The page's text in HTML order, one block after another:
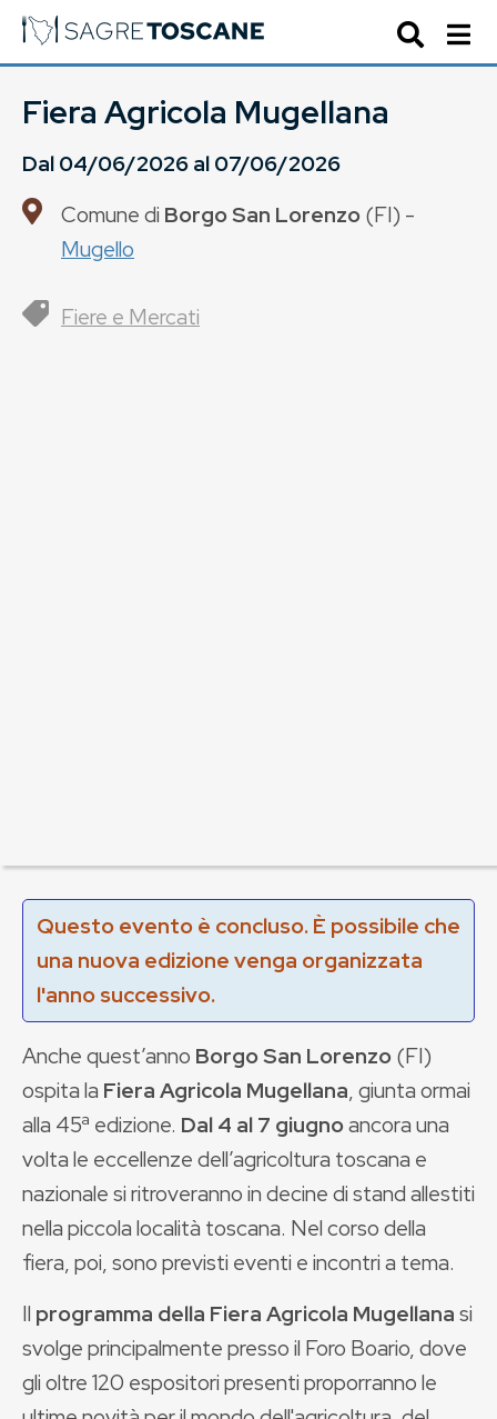
Fiera Agricola Mugellana
Dal04/06/2026al07/06/2026
Comune di Borgo San Lorenzo(FI) -
Mugello
Fiere e Mercati
Questo evento è concluso. È possibile che
una nuova edizione venga organizzata
l'anno successivo.
Anche quest’anno Borgo San Lorenzo(FI)
ospita la Fiera Agricola Mugellana, giunta ormai
alla 45ª edizione. Dal 4 al 7 giugnoancora una
volta le eccellenze dell’agricoltura toscana e
nazionale si ritroveranno in decine di stand allestiti
nella piccola località toscana. Nel corso della
fiera, poi, sono previsti eventi e incontri a tema.
Il programma della Fiera Agricola Mugellanasi
svolge principalmente presso il Foro Boario, dove
gli oltre 120 espositori presenti proporranno le